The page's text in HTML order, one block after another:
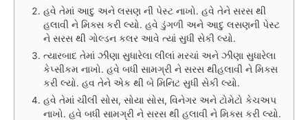
હવે તેમાં આદુ અને લસણ ની પેસ્ટ નાખો. હવે તેને સરસ થી
હલાવી ને મિક્સ કરી લ્યો. હવે ડુંગળી અને આદુ લસણની પેસ્ટ
ને સરસ થી ગોલ્ડન કલર આવે ત્યાં સુધી સેકી લ્યો.
ત્યારબાદ તેમાં ઝીણા સુધારેલા લીલાં મરચાં અને ઝીણા સુધારેલા
કેપ્સીકમ નાખો. હવે બધી સામગ્રી ને સરસ થીહલાવી ને મિક્સ
કરી લ્યો. હવ તેને એક થી બે મિનિટ સુધી સેકી લ્યો.
હવે તેમાં ચીલી સોસ, સોયા સોસ, વિનેગર અને ટોમેટો કેચઅપ
નાખો. હવે બધી સામગ્રી ને સરસ થી હલાવી ને મિક્સ કરી લ્યો.